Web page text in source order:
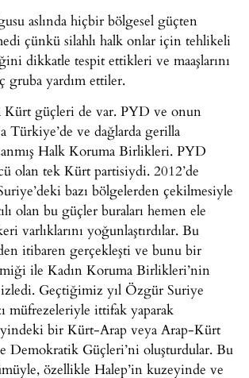
aslında hiçbir bölgesel güçten
çünkü silahlı halk onlar için tehlikeli
dikkatle tespit ettikleri ve maaşlarını
gruba yardım ettiler.
Kürt güçleri de var. PYD ve onun
Türkiye’de ve dağlarda gerilla
Halk Koruma Birlikleri. PYD
olan tek Kürt partisiydi. 2012’de
bazı bölgelerden çekilmesiyle
olan bu güçler buraları hemen ele
varlıklarını yoğunlaştırdılar. Bu
itibaren gerçekleşti ve bunu bir
ile Kadın Koruma Birlikleri’nin
Geçtiğimiz yıl Özgür Suriye
müfrezeleriyle ittifak yaparak
bir Kürt-Arap veya Arap-Kürt
Demokratik Güçleri’ni oluşturdular. Bu
özellikle Halep’in kuzeyinde ve